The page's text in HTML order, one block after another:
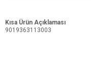
Kısa Ürün Açıklaması
9019363113003